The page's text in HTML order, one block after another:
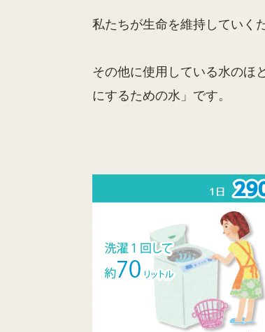
私たちが生命を維持していく
その他に使用している水のほ
にするための水」です。